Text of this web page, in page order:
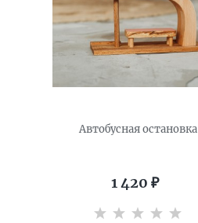
Автобусная остановка
1 420 ₽